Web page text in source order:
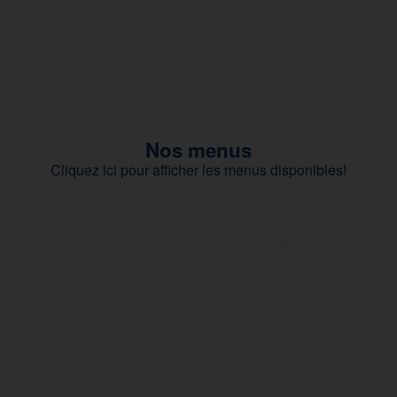
Nos menus
Cliquez ici pour afficher les menus disponibles!